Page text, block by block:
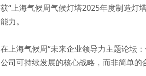
获“上海气候周气候灯塔2025年度制造灯
能力。
在上海气候周“未来企业领导力主题论坛
公司可持续发展的核心战略，而非简单的